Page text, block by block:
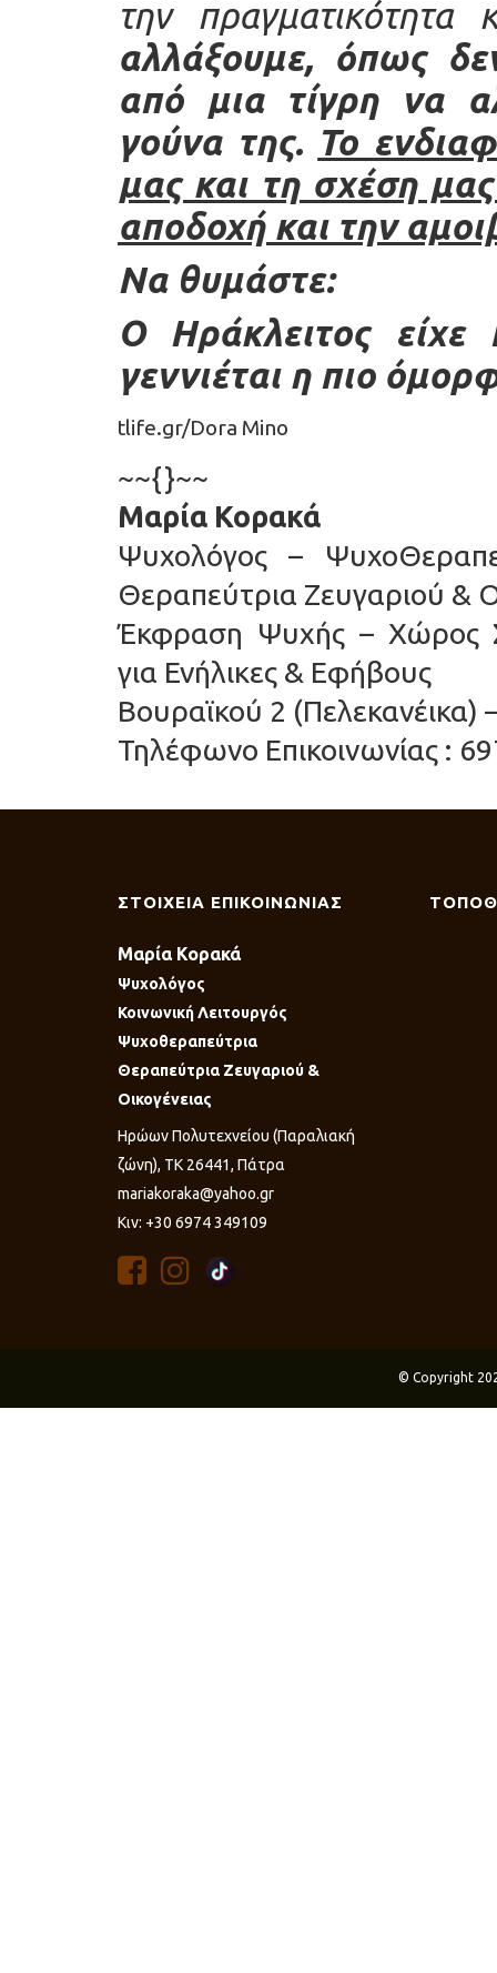
την πραγματικότητα
αλλάξουμε, όπως
από μια τίγρη να
γούνα της. Το
μας και τη σχέση
αποδοχή και την
Να θυμάστε:
Ο Ηράκλειτος είχε
γεννιέται η πιο
tlife.gr/Dora Mino
~~{}~~
Μαρία Κορακά
Ψυχολόγος –
Θεραπεύτρια Ζευγαριού &
Έκφραση Ψυχής – Χώρος
για Ενήλικες & Εφήβους
Βουραϊκού 2 (Πελεκανέικα)
Τηλέφωνο Επικοινωνίας :
ΣΤΟΙΧΕΙΑ ΕΠΙΚΟΙΝΩΝΙΑΣ
Μαρία Κορακά
Ψυχολόγος
Κοινωνική Λειτουργός
Ψυχοθεραπεύτρια
Θεραπεύτρια Ζευγαριού &
Οικογένειας
Ηρώων Πολυτεχνείου (Παραλιακή
ζώνη), ΤΚ 26441, Πάτρα
mariakoraka@yahoo.gr
Κιν: +30 6974 349109
© Copyright